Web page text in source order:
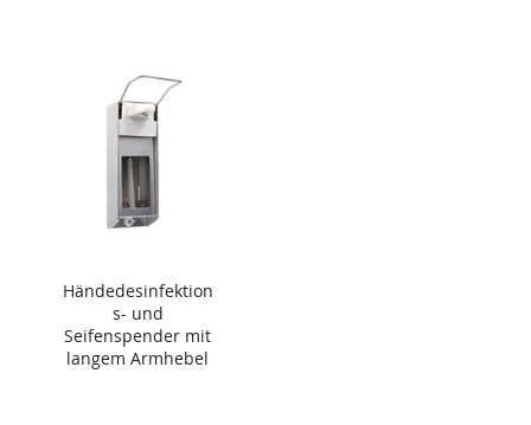
Händedesinfektion
s- und
Seifenspender mit
langem Armhebel